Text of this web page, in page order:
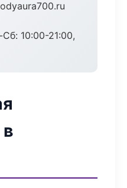
10:00-21:00,